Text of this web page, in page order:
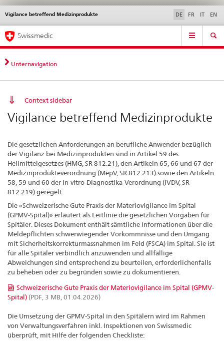
Direktnavigation
News,
Rechtsgrundlagen,
Kontakt
News & Updates Kontakt | Support & Hilfe
Vigilance betreffend Medizinprodukte
Sprachwahl DE FR IT EN
Service
Hauptnavigation
Swissmedic
Unternavigation
Context sidebar
Vigilance betreffend Medizinprodukte
Die gesetzlichen Anforderungen an berufliche Anwender bezüglich
der Vigilanz bei Medizinprodukten sind in Artikel 59 des
Heilmittelgesetzes (HMG, SR 812.21), den Artikeln 65, 66 und 67 der
Medizinprodukteverordnung (MepV, SR 812.213) sowie den Artikeln
58, 59 und 60 der In-vitro-Diagnostika-Verordnung (IVDV, SR
812.219) geregelt.
Die «Schweizerische Gute Praxis der Materiovigilance im Spital
(GPMV-Spital)» erläutert als Leitlinie die gesetzlichen Vorgaben für
Spitäler. Dieses Dokument enthält sämtliche Informationen über die
Meldepflichten schwerwiegender Vorkommnisse und den Umgang
mit Sicherheitskorrekturmassnahmen im Feld (FSCA) im Spital. Sie ist
für alle Spitäler verbindlich anzuwenden und allfällige
Abweichungen sind entsprechend zu beurteilen, erforderlichenfalls
zu beheben oder zu begründen sowie zu dokumentieren.
Schweizerische Gute Praxis der Materiovigilance im Spital (GPMV-
Spital) (PDF, 3 MB, 01.04.2026)
Die Umsetzung der GPMV-Spital in den Spitälern wird im Rahmen
von Verwaltungsverfahren inkl. Inspektionen von Swissmedic
überprüft, mit Hilfe der folgenden Checkliste: